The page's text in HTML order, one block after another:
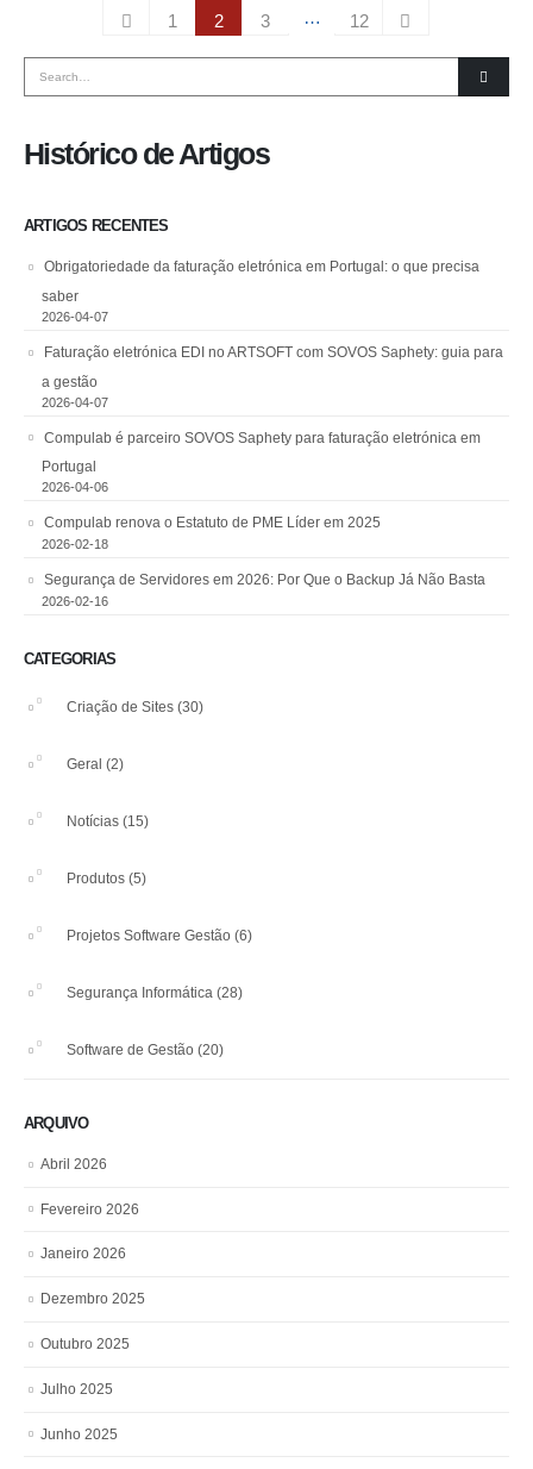
1 2 3 … 12
Histórico de Artigos
ARTIGOS RECENTES
Obrigatoriedade da faturação eletrónica em Portugal: o que precisa
saber
2026-04-07
Faturação eletrónica EDI no ARTSOFT com SOVOS Saphety: guia para
a gestão
2026-04-07
Compulab é parceiro SOVOS Saphety para faturação eletrónica em
Portugal
2026-04-06
Compulab renova o Estatuto de PME Líder em 2025
2026-02-18
Segurança de Servidores em 2026: Por Que o Backup Já Não Basta
2026-02-16
CATEGORIAS
Criação de Sites (30)
Geral (2)
Notícias (15)
Produtos (5)
Projetos Software Gestão (6)
Segurança Informática (28)
Software de Gestão (20)
ARQUIVO
Abril 2026
Fevereiro 2026
Janeiro 2026
Dezembro 2025
Outubro 2025
Julho 2025
Junho 2025